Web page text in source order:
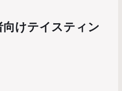
向けテイスティン